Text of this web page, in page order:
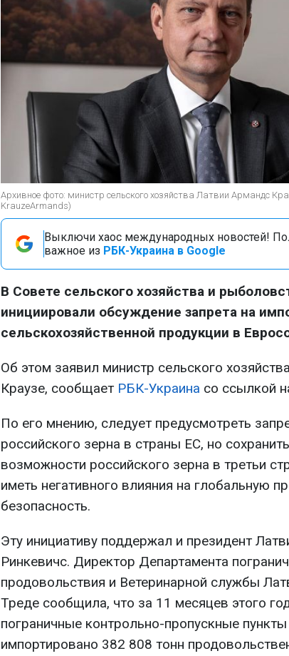
Архивное фото: министр сельского хозяйства Латвии Армандс
KrauzeArmands)
Выключи хаос международных новостей!
важное из РБК-Украина в Google
В Совете сельского хозяйства и
инициировали обсуждение запрета на
сельскохозяйственной продукции в
Об этом заявил министр сельского
Краузе, сообщает РБК-Украина со ссылкой
По его мнению, следует предусмотреть
российского зерна в страны ЕС, но
возможности российского зерна в третьи
иметь негативного влияния на глобальную
безопасность.
Эту инициативу поддержал и президент
Ринкевичс. Директор Департамента
продовольствия и Ветеринарной службы
Треде сообщила, что за 11 месяцев этого
пограничные контрольно-пропускные
импортировано 382 808 тонн